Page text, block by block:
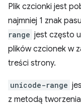
Plik czcionki jest
najmniej 1 znak
range jest często
plików czcionek w
treści strony.
unicode-range
z metodą